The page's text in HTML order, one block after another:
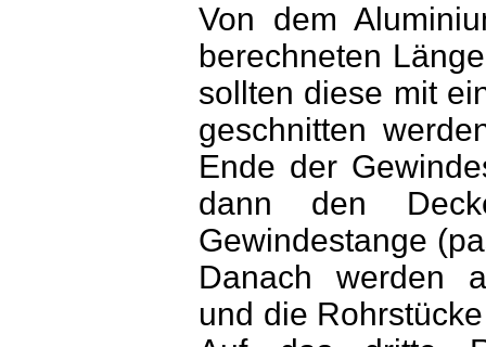
Von dem
berechneten
sollten diese mit
geschnitten
Ende der
dann den
Gewindestange
Danach werden
und die